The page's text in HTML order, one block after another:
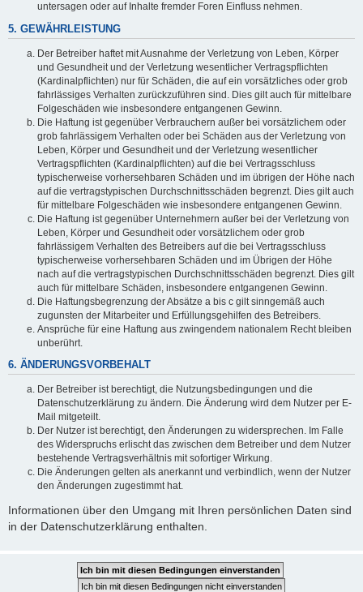
untersagen oder auf Inhalte fremder Foren Einfluss nehmen.
5. GEWÄHRLEISTUNG
Der Betreiber haftet mit Ausnahme der Verletzung von Leben, Körper
und Gesundheit und der Verletzung wesentlicher Vertragspflichten
(Kardinalpflichten) nur für Schäden, die auf ein vorsätzliches oder grob
fahrlässiges Verhalten zurückzuführen sind. Dies gilt auch für mittelbare
Folgeschäden wie insbesondere entgangenen Gewinn.
Die Haftung ist gegenüber Verbrauchern außer bei vorsätzlichem oder
grob fahrlässigem Verhalten oder bei Schäden aus der Verletzung von
Leben, Körper und Gesundheit und der Verletzung wesentlicher
Vertragspflichten (Kardinalpflichten) auf die bei Vertragsschluss
typischerweise vorhersehbaren Schäden und im übrigen der Höhe nach
auf die vertragstypischen Durchschnittsschäden begrenzt. Dies gilt auch
für mittelbare Folgeschäden wie insbesondere entgangenen Gewinn.
Die Haftung ist gegenüber Unternehmern außer bei der Verletzung von
Leben, Körper und Gesundheit oder vorsätzlichem oder grob
fahrlässigem Verhalten des Betreibers auf die bei Vertragsschluss
typischerweise vorhersehbaren Schäden und im Übrigen der Höhe
nach auf die vertragstypischen Durchschnittsschäden begrenzt. Dies gilt
auch für mittelbare Schäden, insbesondere entgangenen Gewinn.
Die Haftungsbegrenzung der Absätze a bis c gilt sinngemäß auch
zugunsten der Mitarbeiter und Erfüllungsgehilfen des Betreibers.
Ansprüche für eine Haftung aus zwingendem nationalem Recht bleiben
unberührt.
6. ÄNDERUNGSVORBEHALT
Der Betreiber ist berechtigt, die Nutzungsbedingungen und die
Datenschutzerklärung zu ändern. Die Änderung wird dem Nutzer per E-
Mail mitgeteilt.
Der Nutzer ist berechtigt, den Änderungen zu widersprechen. Im Falle
des Widerspruchs erlischt das zwischen dem Betreiber und dem Nutzer
bestehende Vertragsverhältnis mit sofortiger Wirkung.
Die Änderungen gelten als anerkannt und verbindlich, wenn der Nutzer
den Änderungen zugestimmt hat.
Informationen über den Umgang mit Ihren persönlichen Daten sind
in der Datenschutzerklärung enthalten.